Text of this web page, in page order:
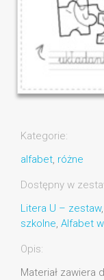
Kategorie:
alfabet, różne
Dostępny w
Litera U – zestaw,
szkolne, Alfabet
Opis:
Materiał zawiera